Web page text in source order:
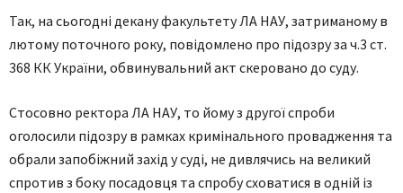
Так, на сьогодні декану факультету ЛА НАУ, затриманому в
лютому поточного року, повідомлено про підозру за ч.3 ст.
368 КК України, обвинувальний акт скеровано до суду.
Стосовно ректора ЛА НАУ, то йому з другої спроби
оголосили підозру в рамках кримінального провадження та
обрали запобіжний захід у суді, не дивлячись на великий
спротив з боку посадовця та спробу сховатися в одній із